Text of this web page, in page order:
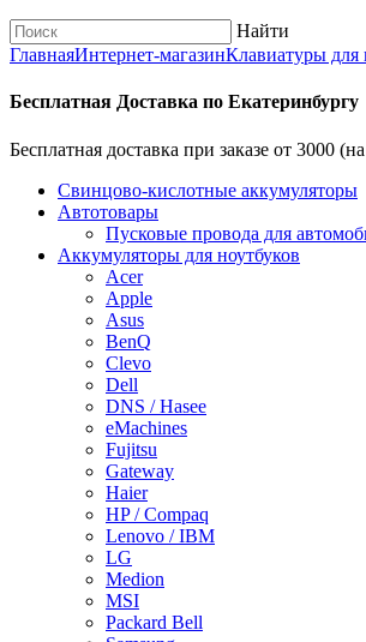
Найти
ГлавнаяИнтернет-магазинКлавиатуры для
Бесплатная Доставка по Екатеринбургу
Бесплатная доставка при заказе от 3000
Cвинцово-кислотные аккумуляторы
Автотовары
Пусковые провода для
Аккумуляторы для ноутбуков
Acer
Apple
Asus
BenQ
Clevo
Dell
DNS / Hasee
eMachines
Fujitsu
Gateway
Haier
HP / Compaq
Lenovo / IBM
LG
Medion
MSI
Packard Bell